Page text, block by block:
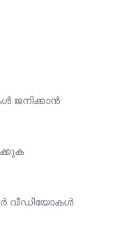
ജനിക്കാൻ
വീഡിയോകൾ